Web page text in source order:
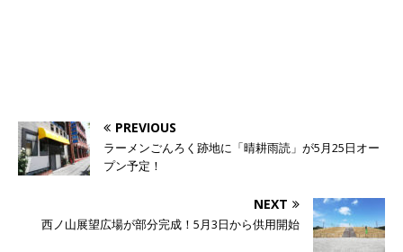
PREVIOUS
ラーメンごんろく跡地に「晴耕雨読」が5月25日オー
プン予定！
NEXT
西ノ山展望広場が部分完成！5月3日から供用開始